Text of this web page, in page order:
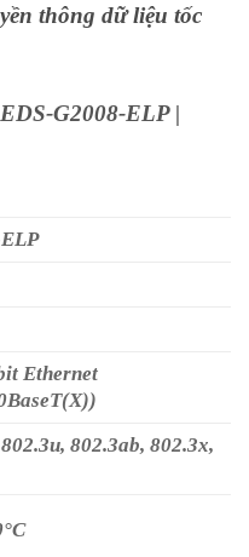
thông dữ liệu tốc
G2008-ELP |
Ethernet
802.3ab, 802.3x,